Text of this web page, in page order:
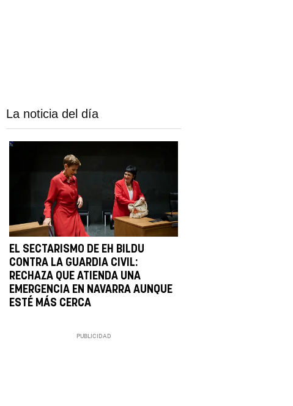
La noticia del día
EL SECTARISMO DE EH BILDU
CONTRA LA GUARDIA CIVIL:
RECHAZA QUE ATIENDA UNA
EMERGENCIA EN NAVARRA AUNQUE
ESTÉ MÁS CERCA